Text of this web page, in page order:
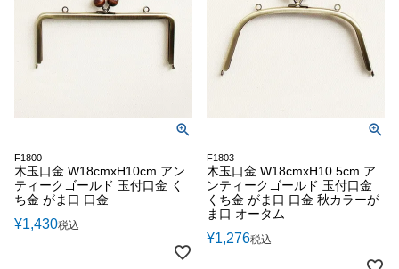
F1800
木玉口金 W18cmxH10cm アン
ティークゴールド 玉付口金 く
ち金 がま口 口金
¥1,430税込
F1803
木玉口金 W18cmxH10.5cm ア
ンティークゴールド 玉付口金
くち金 がま口 口金 秋カラーが
ま口 オータム
¥1,276税込